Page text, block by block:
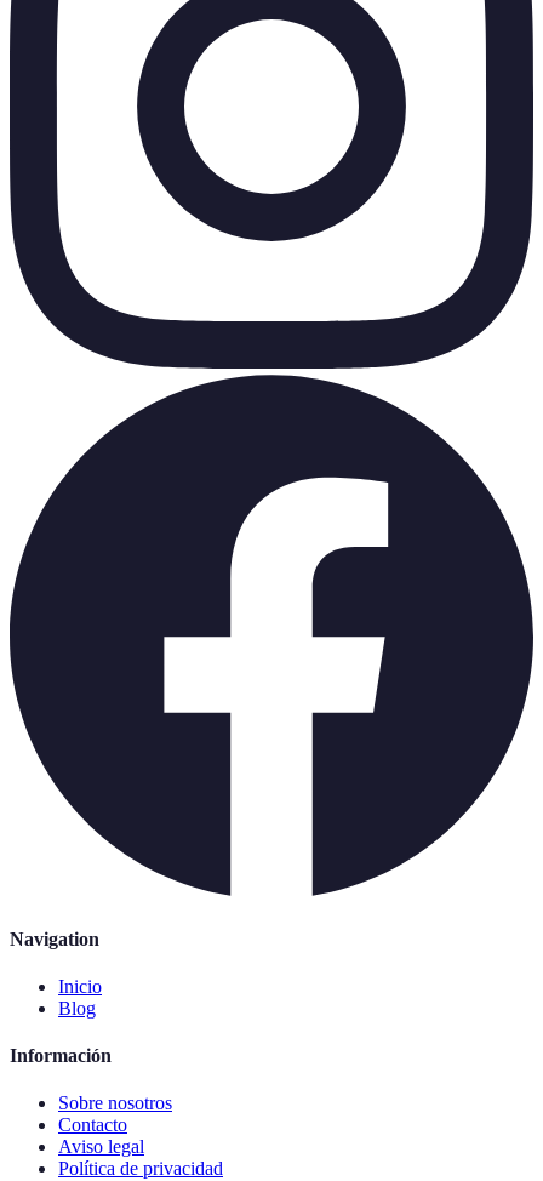
Navigation
Inicio
Blog
Información
Sobre nosotros
Contacto
Aviso legal
Política de privacidad